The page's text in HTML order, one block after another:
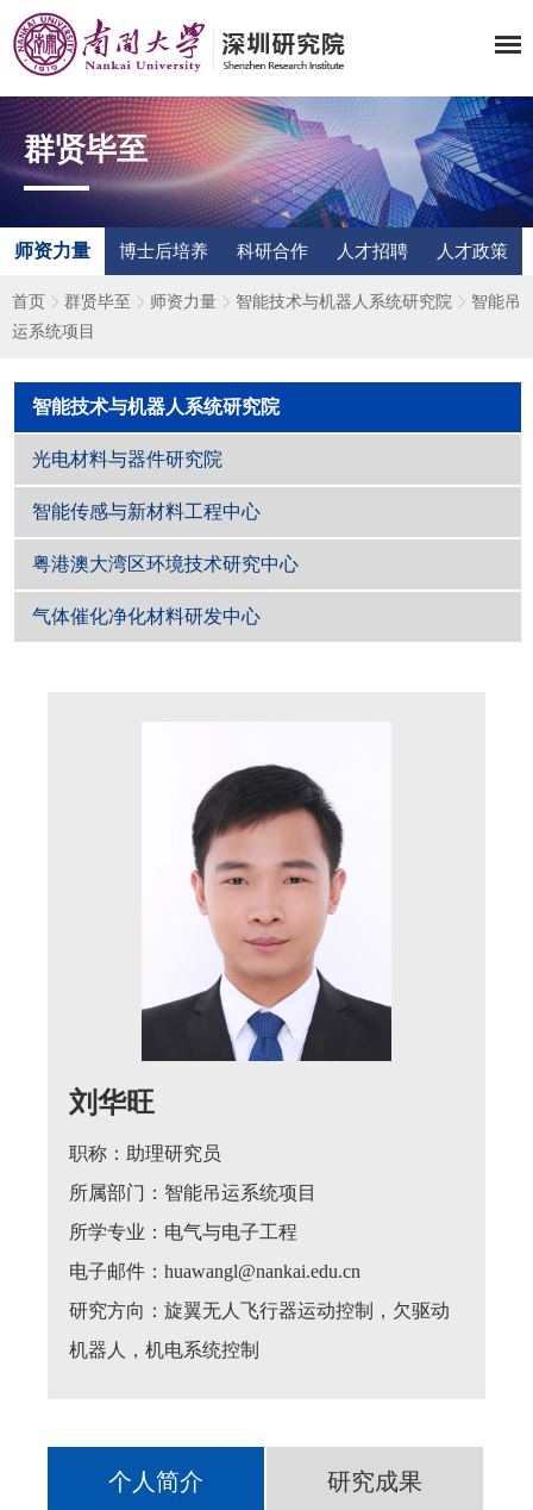
群贤毕至
师资力量 博士后培养 科研合作 人才招聘 人才政策
首页 群贤毕至 师资力量 智能技术与机器人系统研究院
智能吊
运系统项目
智能技术与机器人系统研究院
光电材料与器件研究院
智能传感与新材料工程中心
粤港澳大湾区环境技术研究中心
气体催化净化材料研发中心
刘华旺
职称：助理研究员
所属部门：智能吊运系统项目
所学专业：电气与电子工程
电子邮件：huawangl@nankai.edu.cn
研究方向：旋翼无人飞行器运动控制，欠驱动
机器人，机电系统控制
个人简介 研究成果